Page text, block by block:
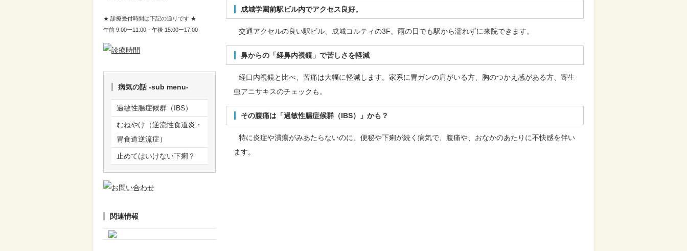
成城学園前駅ビル内でアクセス良好。
交通アクセルの良い駅ビル、成城コルティの3F。雨の日でも駅から濡れずに来院できます。
鼻からの「経鼻内視鏡」で苦しさを軽減
経口内視鏡と比べ、苦痛は大幅に軽減します。家系に胃ガンの肩がいる方、胸のつかえ感がある方、寄生
虫アニサキスのチェックも。
その腹痛は「過敏性腸症候群（IBS）」かも？
特に炎症や潰瘍がみあたらないのに、便秘や下痢が続く病気で、腹痛や、おなかのあたりに不快感を伴い
ます。
★ 診療受付時間は下記の通りです ★
午前 9:00ー11:00・午後 15:00ー17:00
病気の話 -sub menu-
過敏性腸症候群（IBS）
むねやけ（逆流性食道炎・
胃食道逆流症）
止めてはいけない下痢？
関連情報